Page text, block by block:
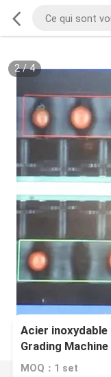
2/4
Acier
Grading
MOQ：1 set